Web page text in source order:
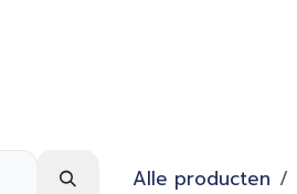
Alle producten